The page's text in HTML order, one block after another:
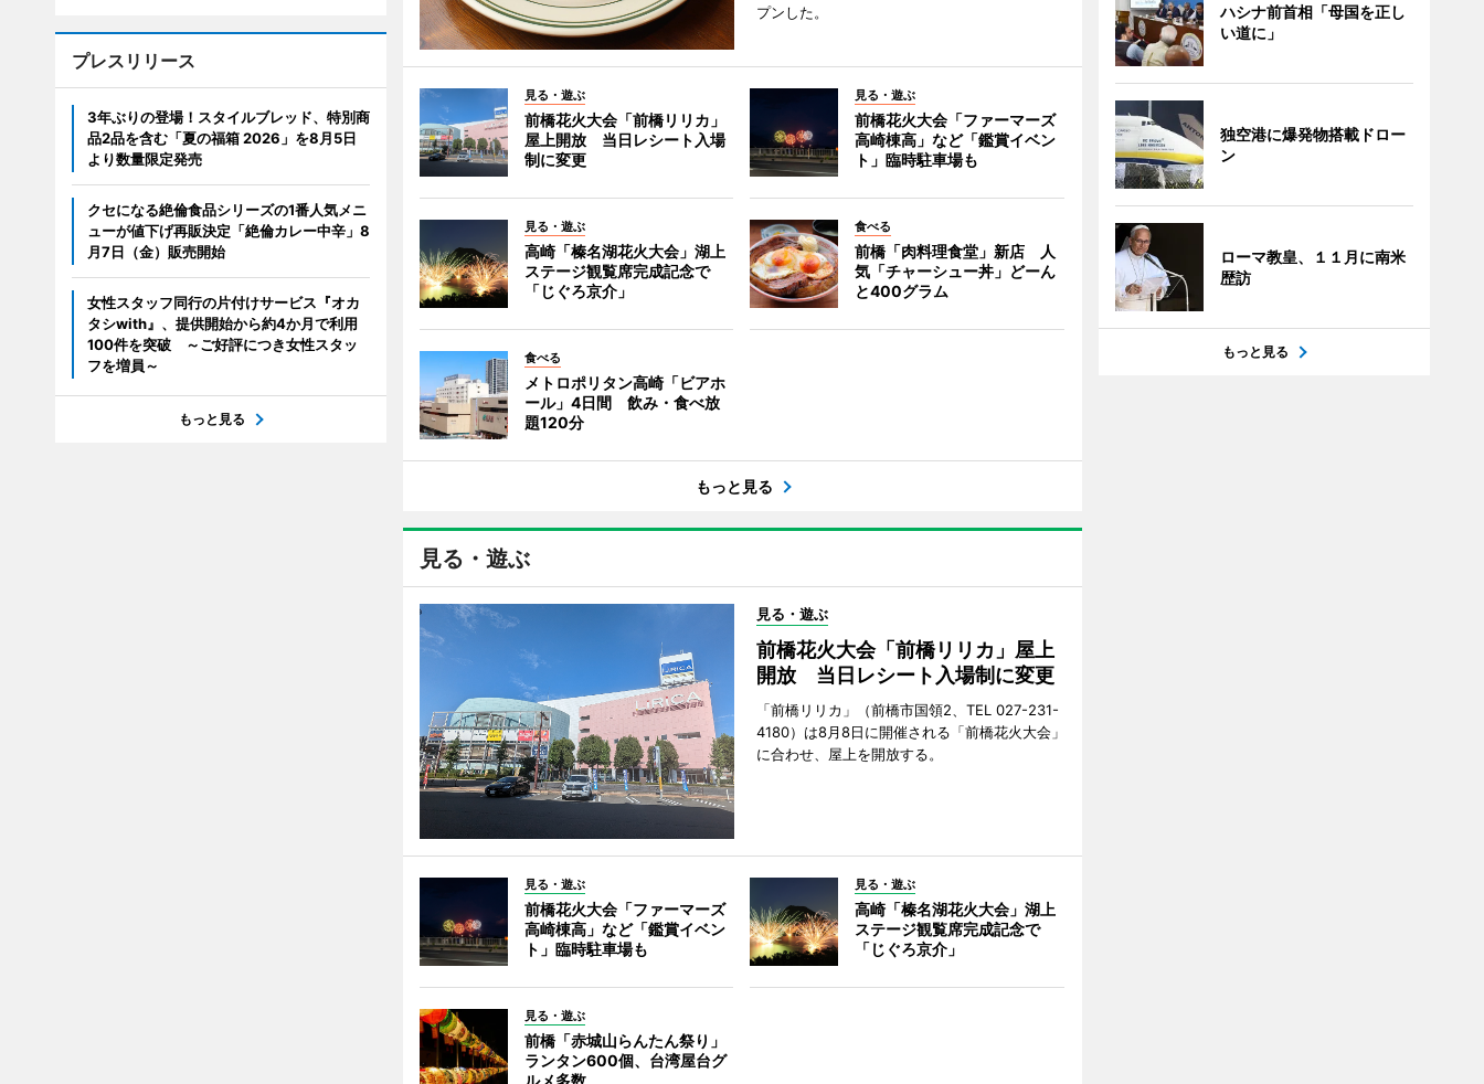
プンした。
見る・遊ぶ
前橋花火大会「前橋リリカ」
屋上開放 当日レシート入場
制に変更
見る・遊ぶ
前橋花火大会「ファーマーズ
高崎棟高」など「鑑賞イベン
ト」臨時駐車場も
見る・遊ぶ
高崎「榛名湖花火大会」湖上
ステージ観覧席完成記念で
「じぐろ京介」
食べる
前橋「肉料理食堂」新店 人
気「チャーシュー丼」どーん
と400グラム
食べる
メトロポリタン高崎「ビアホ
ール」4日間 飲み・食べ放
題120分
もっと見る
見る・遊ぶ
見る・遊ぶ
前橋花火大会「前橋リリカ」屋上
開放 当日レシート入場制に変更
「前橋リリカ」（前橋市国領2、TEL 027-231-
4180）は8月8日に開催される「前橋花火大会」
に合わせ、屋上を開放する。
見る・遊ぶ
前橋花火大会「ファーマーズ
高崎棟高」など「鑑賞イベン
ト」臨時駐車場も
見る・遊ぶ
高崎「榛名湖花火大会」湖上
ステージ観覧席完成記念で
「じぐろ京介」
見る・遊ぶ
前橋「赤城山らんたん祭り」
ランタン600個、台湾屋台グ
ルメ多数
プレスリリース
3年ぶりの登場！スタイルブレッド、特別商
品2品を含む「夏の福箱 2026」を8月5日
より数量限定発売
クセになる絶倫食品シリーズの1番人気メニ
ューが値下げ再販決定「絶倫カレー中辛」8
月7日（金）販売開始
女性スタッフ同行の片付けサービス『オカ
タシwith』、提供開始から約4か月で利用
100件を突破 ～ご好評につき女性スタッ
フを増員～
もっと見る
ハシナ前首相「母国を正し
い道に」
独空港に爆発物搭載ドロー
ン
ローマ教皇、１１月に南米
歴訪
もっと見る